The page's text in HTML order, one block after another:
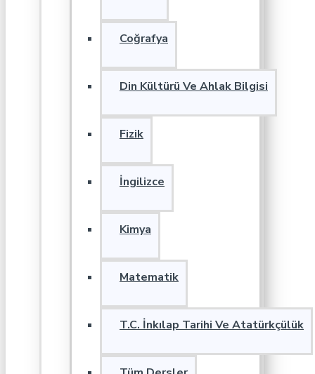
Coğrafya
Din Kültürü Ve Ahlak Bilgisi
Fizik
İngilizce
Kimya
Matematik
T.C. İnkılap Tarihi Ve Atatürkçülük